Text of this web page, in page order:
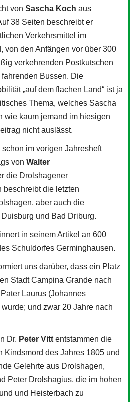
von Sascha Koch aus
38 Seiten beschreibt er
Verkehrsmittel im
von den Anfängen vor über 300
verkehrenden Postkutschen
Bussen. Die
„auf dem flachen Land“ ist ja
Thema, welches Sascha
wie kaum jemand im hiesigen
nicht auslässt.
schon im vorigen Jahresheft
von Walter
die Drolshagener
beschreibt die letzten
aber auch die
und Bad Driburg.
in seinem Artikel an 600
Schuldorfes Germinghausen.
uns darüber, dass ein Platz
Stadt Campina Grande nach
Laurus (Johannes
und zwar 20 Jahre nach
Dr. Peter Vitt entstammen die
Kindsmord des Jahres 1805 und
Gelehrte aus Drolshagen,
Peter Drolshagius, die im hohen
und Heisterbach zu